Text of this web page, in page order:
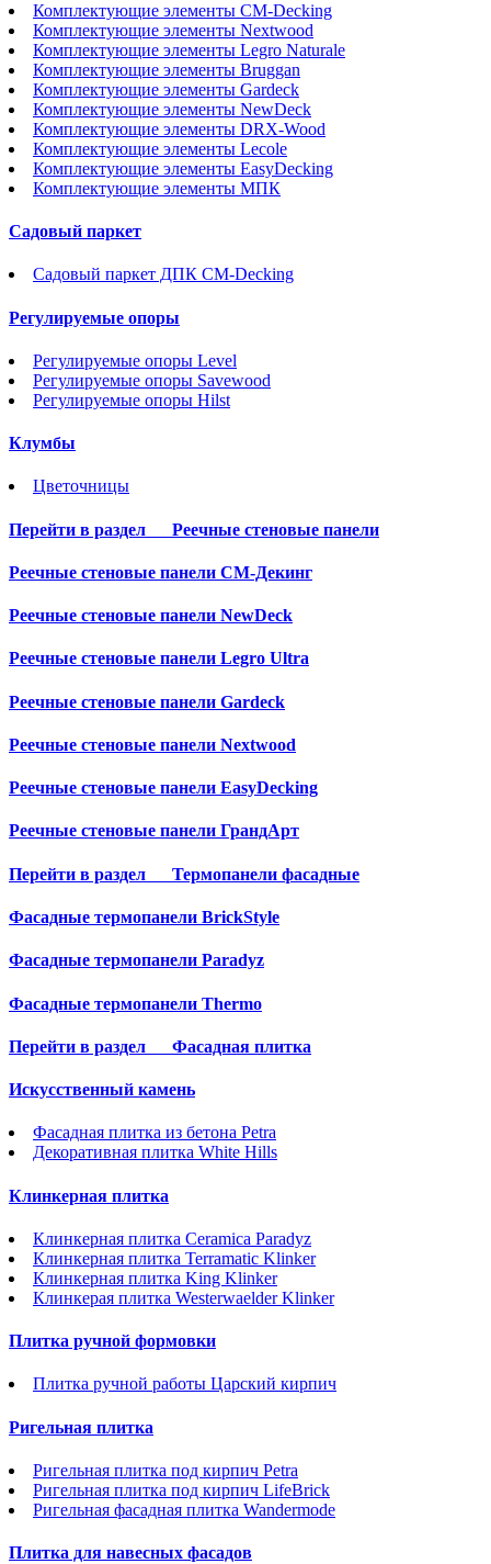
Комплектующие элементы CM-Decking
Комплектующие элементы Nextwood
Комплектующие элементы Legro Naturale
Комплектующие элементы Bruggan
Комплектующие элементы Gardeck
Комплектующие элементы NewDeck
Комплектующие элементы DRX-Wood
Комплектующие элементы Lecole
Комплектующие элементы EasyDecking
Комплектующие элементы МПК
Садовый паркет
Садовый паркет ДПК CM-Decking
Регулируемые опоры
Регулируемые опоры Level
Регулируемые опоры Savewood
Регулируемые опоры Hilst
Клумбы
Цветочницы
Перейти в раздел Реечные стеновые панели
Реечные стеновые панели СМ-Декинг
Реечные стеновые панели NewDeck
Реечные стеновые панели Legro Ultra
Реечные стеновые панели Gardeck
Реечные стеновые панели Nextwood
Реечные стеновые панели EasyDecking
Реечные стеновые панели ГрандАрт
Перейти в раздел Термопанели фасадные
Фасадные термопанели BrickStyle
Фасадные термопанели Paradyz
Фасадные термопанели Thermo
Перейти в раздел Фасадная плитка
Искусственный камень
Фасадная плитка из бетона Petra
Декоративная плитка White Hills
Клинкерная плитка
Клинкерная плитка Ceramica Paradyz
Клинкерная плитка Terramatic Klinker
Клинкерная плитка King Klinker
Клинкерая плитка Westerwaelder Klinker
Плитка ручной формовки
Плитка ручной работы Царский кирпич
Ригельная плитка
Ригельная плитка под кирпич Petra
Ригельная плитка под кирпич LifeBrick
Ригельная фасадная плитка Wandermode
Плитка для навесных фасадов